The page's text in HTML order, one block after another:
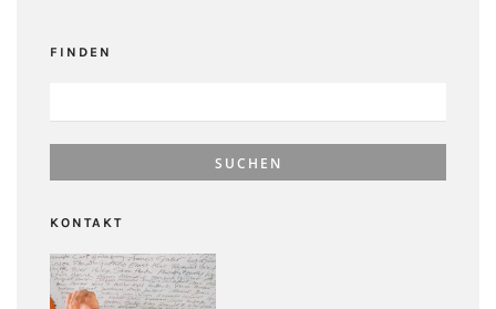
FINDEN
NACH:
KONTAKT